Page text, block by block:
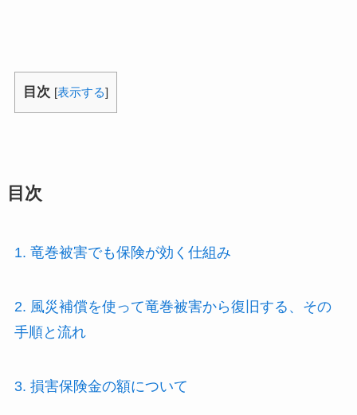
目次 [表示する]
目次
1. 竜巻被害でも保険が効く仕組み
2. 風災補償を使って竜巻被害から復旧する、その
手順と流れ
3. 損害保険金の額について